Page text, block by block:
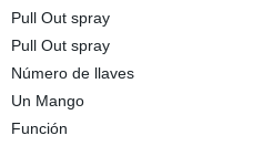
Pull Out spray
Pull Out spray
Número de llaves
Un Mango
Función